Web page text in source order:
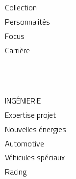
Collection
Personnalités
Focus
Carrière
INGÉNIERIE
Expertise projet
Nouvelles énergies
Automotive
Véhicules spéciaux
Racing